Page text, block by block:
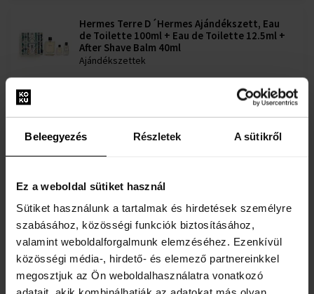
Beleegyezés Részletek A sütikről
Ez a weboldal sütiket használ
Sütiket használunk a tartalmak és hirdetések személyre
szabásához, közösségi funkciók biztosításához,
valamint weboldalforgalmunk elemzéséhez. Ezenkívül
közösségi média-, hirdető- és elemező partnereinkkel
megosztjuk az Ön weboldalhasználatra vonatkozó
Hermes Terre D´Hermes Ajándékszett, Eau
de Toilette 100ml + Eau de Toilette 12.5ml +
After Shave Balm 40ml
Ajándékszettek
Hermes Terre D'Hermes Eau de Toilette -
Teszter
30ml -tól 100ml-ig - Eau de Toilette - teszter - Férfi
20900 Ft -től 24010 Ft
Hermes Terre D´Hermes Ajándékszett, Eau
de Toilette 100ml + After Shave Balm 15ml +
SG 40ml